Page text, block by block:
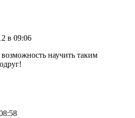
в 09:06
научить таким